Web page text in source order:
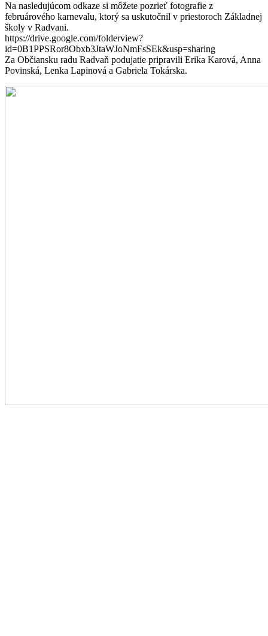
Na nasledujúcom odkaze si môžete pozrieť fotografie z
februárového karnevalu, ktorý sa uskutočnil v priestoroch Základnej
školy v Radvani.
https://drive.google.com/folderview?
id=0B1PPSRor8Obxb3JtaWJoNmFsSEk&usp=sharing
Za Občiansku radu Radvaň podujatie pripravili Erika Karová, Anna
Povinská, Lenka Lapinová a Gabriela Tokárska.